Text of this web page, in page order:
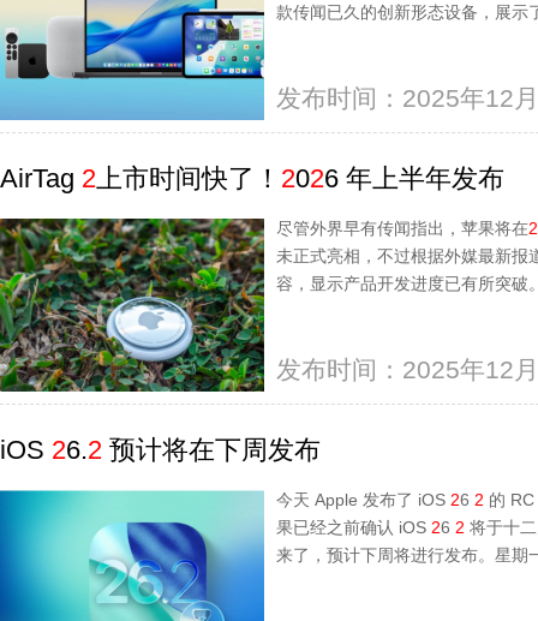
款传闻已久的创新形态设备，展示
发布时间：2025年12
AirTag 2上市时间快了！ 2026 年上半年发布
尽管外界早有传闻指出，苹果将在2
未正式亮相，不过根据外媒最新报
容，显示产品开发进度已有所突破
发布时间：2025年12
iOS 26.2 预计将在下周发布
今天 Apple 发布了 iOS 26 2 的
果已经之前确认 iOS 26 2 将于十
来了，预计下周将进行发布。星期